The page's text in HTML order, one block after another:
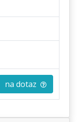
na dotaz